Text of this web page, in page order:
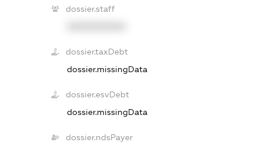
dossier.staff
dossier.taxDebt
dossier.missingData
dossier.esvDebt
dossier.missingData
dossier.ndsPayer